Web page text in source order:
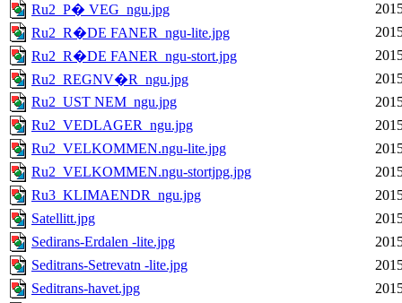
Ru2_P� VEG_ngu.jpg
Ru2_R�DE FANER_ngu-lite.jpg
Ru2_R�DE FANER_ngu-stort.jpg
Ru2_REGNV�R_ngu.jpg
Ru2_UST NEM_ngu.jpg
Ru2_VEDLAGER_ngu.jpg
Ru2_VELKOMMEN.ngu-lite.jpg
Ru2_VELKOMMEN.ngu-stortjpg.jpg
Ru3_KLIMAENDR_ngu.jpg
Satellitt.jpg
Sedirans-Erdalen -lite.jpg
Seditrans-Setrevatn -lite.jpg
Seditrans-havet.jpg